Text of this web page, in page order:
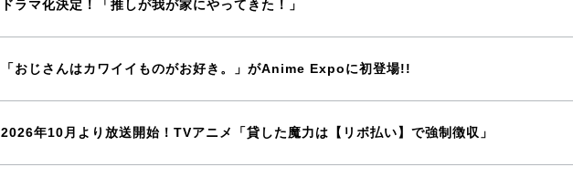
ドラマ化決定！「推しが我が家にやってきた！」
「おじさんはカワイイものがお好き。」がAnime Expoに初登場!!
2026年10月より放送開始！TVアニメ「貸した魔力は【リボ払い】で強制徴収」